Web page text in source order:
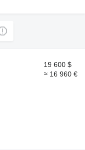
19 600 $
≈ 16 960 €